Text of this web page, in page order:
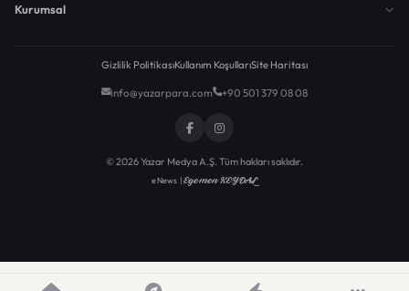
Kurumsal
Gizlilik PolitikasıKullanım KoşullarıSite Haritası
info@yazarpara.com +90 501 379 08 08
© 2026 Yazar Medya A.Ş. Tüm hakları saklıdır.
eNews |Egemen KEYDAL